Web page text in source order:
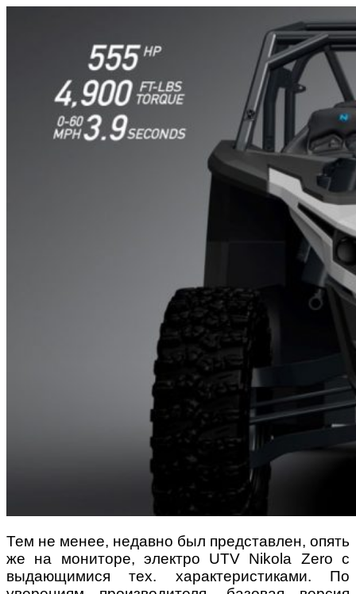
Тем не менее, недавно был представлен, опять
же на мониторе, электро UTV Nikola Zero с
выдающимися тех. характеристиками. По